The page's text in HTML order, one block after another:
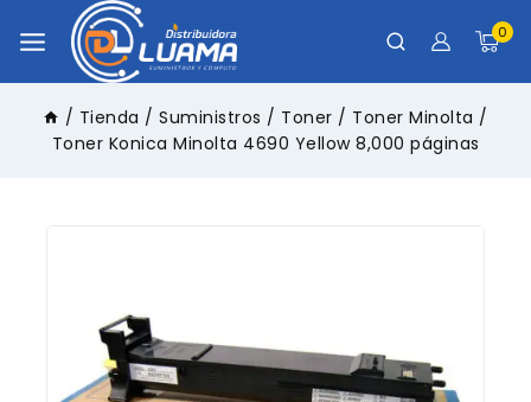
0
/ Tienda / Suministros / Toner / Toner Minolta /
Toner Konica Minolta 4690 Yellow 8,000 páginas